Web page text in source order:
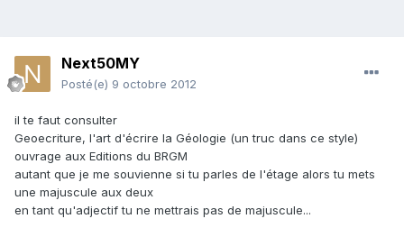
Next50MY
Posté(e) 9 octobre 2012
il te faut consulter
Geoecriture, l'art d'écrire la Géologie (un truc dans ce style)
ouvrage aux Editions du BRGM
autant que je me souvienne si tu parles de l'étage alors tu mets
une majuscule aux deux
en tant qu'adjectif tu ne mettrais pas de majuscule...